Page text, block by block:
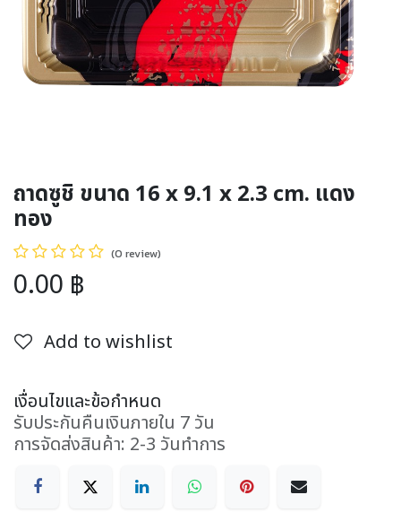
ถาดซูชิ ขนาด 16 x 9.1 x 2.3 cm. แดง
ทอง
(0 review)
0.00 ฿
Add to wishlist
เงื่อนไขและข้อกำหนด
รับประกันคืนเงินภายใน 7 วัน
การจัดส่งสินค้า: 2-3 วันทำการ